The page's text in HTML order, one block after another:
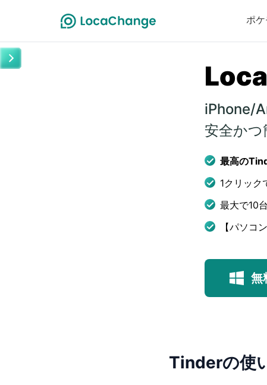
ポ
iPhone/
安全かつ
最高の
1クリック
最大で10
【パソコ
無
Tinderの使